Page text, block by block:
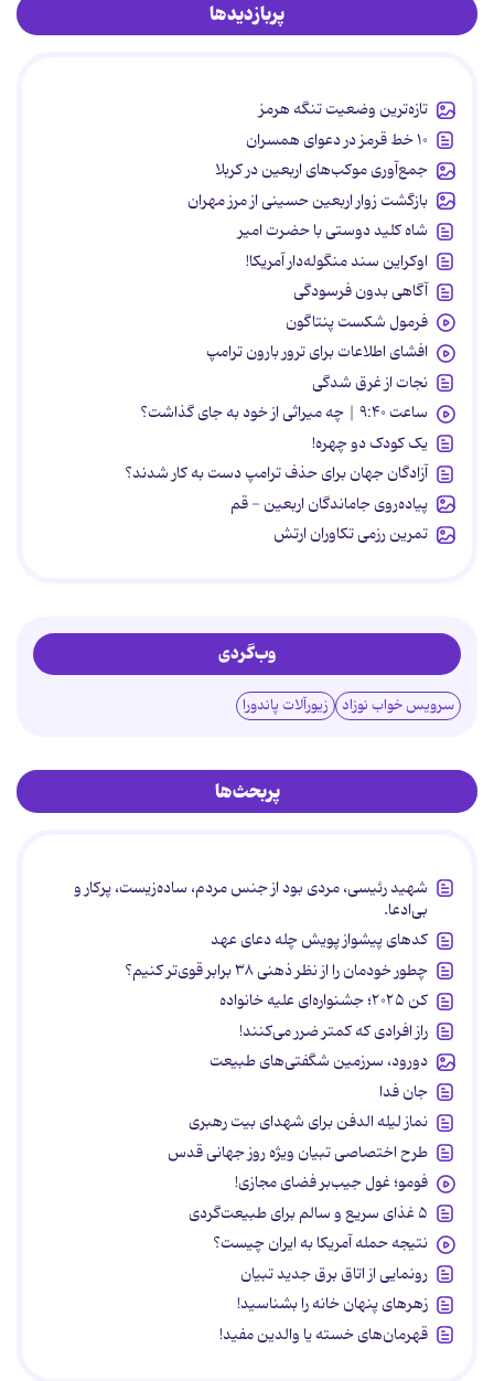
پربازدیدها
تازه‌ترین وضعیت تنگه هرمز
۱۰ خط قرمز در دعوای همسران
جمع‌آوری موکب‌های اربعین در کربلا
بازگشت زوار اربعین حسینی از مرز مهران
شاه کلید دوستی با حضرت امیر
اوکراین سند منگوله‌دار آمریکا!
آگاهی بدون فرسودگی
فرمول شکست پنتاگون
افشای اطلاعات برای ترور بارون ترامپ
نجات از غرق شدگی
ساعت ۹:۴۰ | چه میراثی از خود به جای گذاشت؟
یک کودک دو چهره!
آزادگان جهان برای حذف ترامپ دست به کار شدند؟
پیاده‌روی جاماندگان اربعین - قم
تمرین رزمی تکاوران ارتش
وب‌گردی
سرویس خواب نوزاد زیورآلات پاندورا
پربحث‌ها
شهید رئیسی، مردی بود از جنس مردم، ساده‌زیست، پرکار و
بی‌ادعا.
کدهای پیشواز پویش چله دعای عهد
چطور خودمان را از نظر ذهنی ۳۸ برابر قوی‌تر کنیم؟
کن ۲۰۲۵؛ جشنواره‌ای علیه خانواده
راز افرادی که کمتر ضرر می‌کنند!
دورود، سرزمین شگفتی‌های طبیعت
جان فدا
نماز لیله الدفن برای شهدای بیت رهبری
طرح اختصاصی تبیان ویژه روز جهانی قدس
فومو؛ غول جیب‌بر فضای مجازی!
۵ غذای سریع و سالم برای طبیعت‌گردی
نتیجه حمله آمریکا به ایران چیست؟
رونمایی از اتاق برق جدید تبیان
زهرهای پنهان خانه را بشناسید!
قهرمان‌های خسته یا والدین مفید!